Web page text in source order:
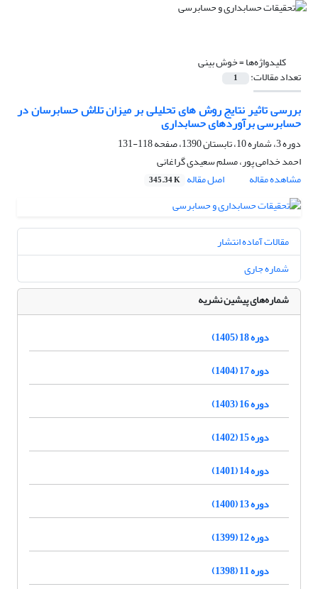
کلیدواژه‌ها =خوش بینی
تعداد مقالات: 1
بررسی تاثیر نتایج روش های تحلیلی بر میزان تلاش حسابرسان در
حسابرسی برآوردهای حسابداری
دوره 3، شماره 10، تابستان 1390، صفحه
118-131
احمد خدامی پور، مسلم سعیدی گراغانی
مشاهده مقاله
اصل مقاله 345.34 K
مقالات آماده انتشار
شماره جاری
شماره‌های پیشین نشریه
دوره 18 (1405)
دوره 17 (1404)
دوره 16 (1403)
دوره 15 (1402)
دوره 14 (1401)
دوره 13 (1400)
دوره 12 (1399)
دوره 11 (1398)